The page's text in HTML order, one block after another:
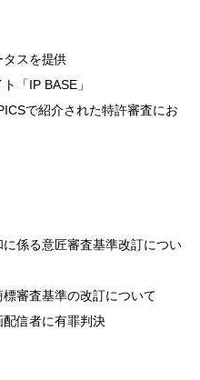
スを提供
「IP BASE」
で紹介された特許審査にお
係る意匠審査基準改訂につい
審査基準の改訂について
信者に有罪判決